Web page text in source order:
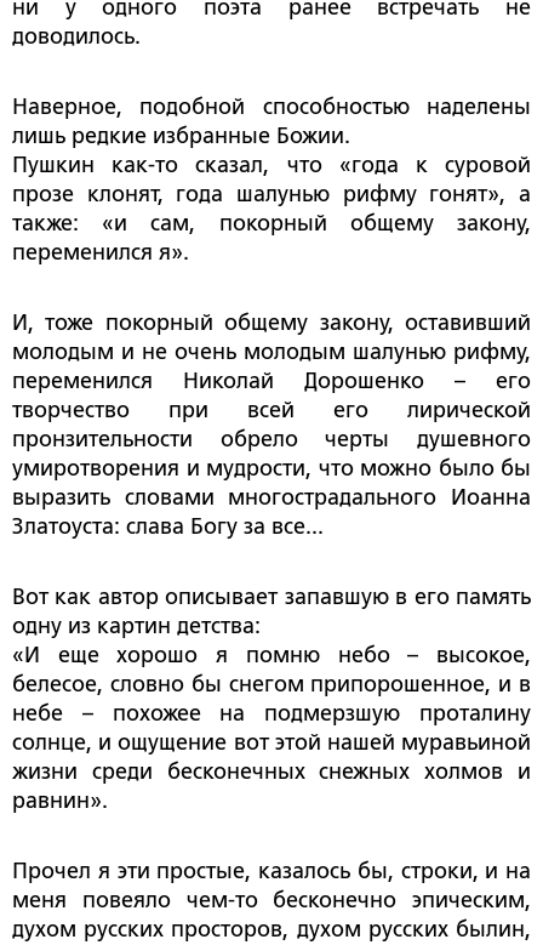
ни у одного поэта ранее встречать не
доводилось.
Наверное, подобной способностью наделены
лишь редкие избранные Божии.
Пушкин как-то сказал, что «года к суровой
прозе клонят, года шалунью рифму гонят», а
также: «и сам, покорный общему закону,
переменился я».
И, тоже покорный общему закону, оставивший
молодым и не очень молодым шалунью рифму,
переменился Николай Дорошенко – его
творчество при всей его лирической
пронзительности обрело черты душевного
умиротворения и мудрости, что можно было бы
выразить словами многострадального Иоанна
Златоуста: слава Богу за все...
Вот как автор описывает запавшую в его память
одну из картин детства:
«И еще хорошо я помню небо – высокое,
белесое, словно бы снегом припорошенное, и в
небе – похожее на подмерзшую проталину
солнце, и ощущение вот этой нашей муравьиной
жизни среди бесконечных снежных холмов и
равнин».
Прочел я эти простые, казалось бы, строки, и на
меня повеяло чем-то бесконечно эпическим,
духом русских просторов, духом русских былин,